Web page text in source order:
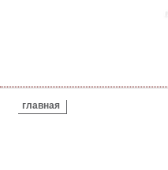
ВЫ ЗДЕСЬ
главная